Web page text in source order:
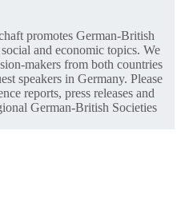
promotes German-British
and economic topics. We
makers from both countries
speakers in Germany. Please
reports, press releases and
German-British Societies